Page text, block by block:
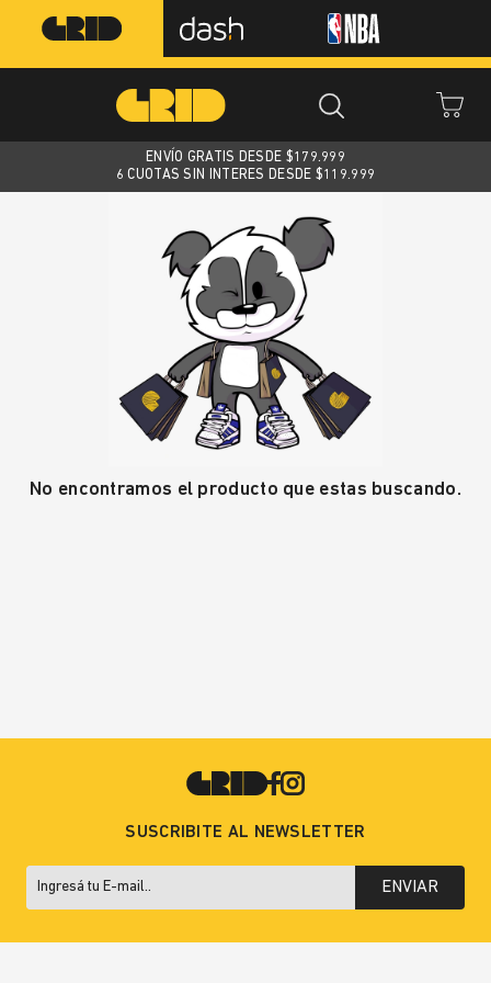
ENVÍO GRATIS DESDE $179.999
6 CUOTAS SIN INTERES DESDE $119.999
No encontramos el producto que estas buscando.
SUSCRIBITE AL NEWSLETTER
ENVIAR